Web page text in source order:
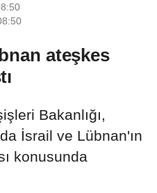
ateşkes
Bakanlığı,
İsrail ve Lübnan'ın
konusunda